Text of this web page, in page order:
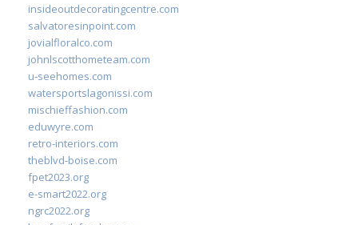
insideoutdecoratingcentre.com
salvatoresinpoint.com
jovialfloralco.com
johnlscotthometeam.com
u-seehomes.com
watersportslagonissi.com
mischieffashion.com
eduwyre.com
retro-interiors.com
theblvd-boise.com
fpet2023.org
e-smart2022.org
ngrc2022.org